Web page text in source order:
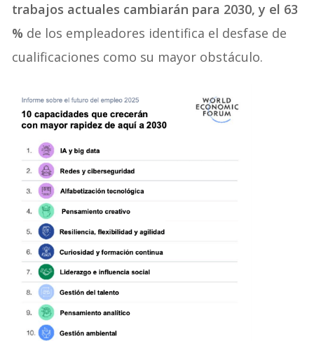
trabajos actuales cambiarán para 2030, y el 63
% de los empleadores identifica el desfase de
cualificaciones como su mayor obstáculo.